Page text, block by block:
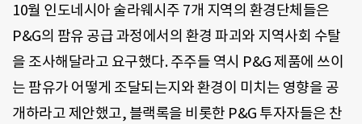
10월 인도네시아 술라웨시주 7개 지역의 환경단체들은
P&G의 팜유 공급 과정에서의 환경 파괴와 지역사회 수탈
을 조사해달라고 요구했다. 주주들 역시 P&G 제품에 쓰이
는 팜유가 어떻게 조달되는지와 환경이 미치는 영향을 공
개하라고 제안했고, 블랙록을 비롯한 P&G 투자자들은 찬